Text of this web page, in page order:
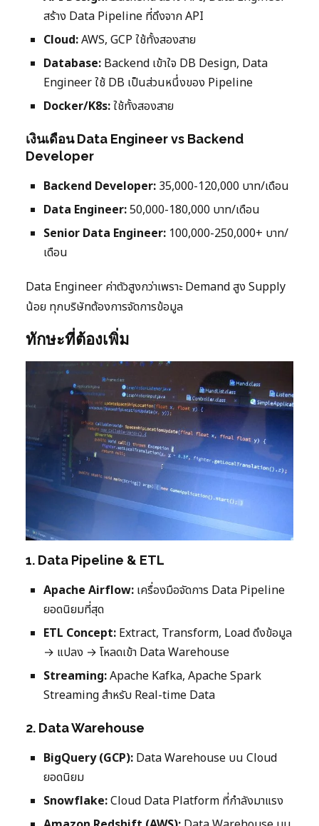
สร้าง Data Pipeline ที่ดึงจาก API
Cloud:AWS, GCP ใช้ทั้งสองสาย
Database: Backend เข้าใจ DB Design, Data
Engineer ใช้ DB เป็นส่วนหนึ่งของ Pipeline
Docker/K8s:ใช้ทั้งสองสาย
เงินเดือน Data Engineer vs Backend
Developer
Backend Developer: 35,000-120,000 บาท/เดือน
Data Engineer:50,000-180,000 บาท/เดือน
Senior Data Engineer: 100,000-250,000+ บาท/
เดือน
Data Engineer ค่าตัวสูงกว่าเพราะ Demand สูง Supply
น้อย ทุกบริษัทต้องการจัดการข้อมูล
ทักษะที่ต้องเพิ่ม
1. Data Pipeline & ETL
Apache Airflow: เครื่องมือจัดการ Data Pipeline
ยอดนิยมที่สุด
ETL Concept: Extract, Transform, Load ดึงข้อมูล
→ แปลง → โหลดเข้า Data Warehouse
Streaming:Apache Kafka, Apache Spark
Streaming สำหรับ Real-time Data
2. Data Warehouse
BigQuery (GCP): Data Warehouse บน Cloud
ยอดนิยม
Snowflake:Cloud Data Platform ที่กำลังมาแรง